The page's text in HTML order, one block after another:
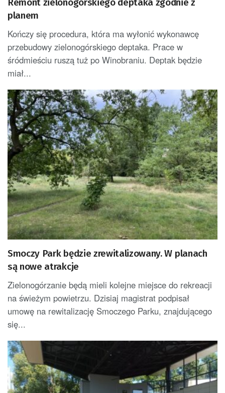
planem
Kończy się procedura, która ma wyłonić wykonawcę
przebudowy zielonogórskiego deptaka. Prace w
śródmieściu ruszą tuż po Winobraniu. Deptak będzie
miał...
Smoczy Park będzie zrewitalizowany. W planach
są nowe atrakcje
Zielonogórzanie będą mieli kolejne miejsce do rekreacji
na świeżym powietrzu. Dzisiaj magistrat podpisał
umowę na rewitalizację Smoczego Parku, znajdującego
się...